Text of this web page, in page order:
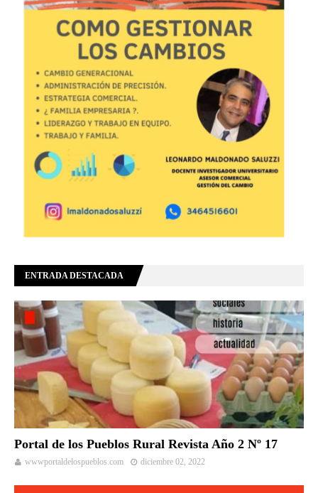
ENTRADA DESTACADA
Portal de los Pueblos Rural Revista Año 2 Nº 17
wwwportaldelospueblos.com diciembre 02, 2022